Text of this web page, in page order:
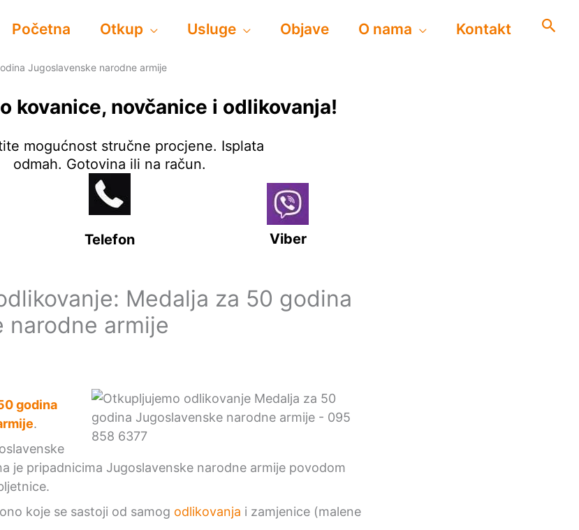
Početna Otkup Usluge Objave O nama Kontakt
Jugoslavenske narodne armije
kovanice, novčanice i odlikovanja!
mogućnost stručne procjene. Isplata
odmah. Gotovina ili na račun.
Viber
Telefon
Medalja za 50 godina
narodne armije
godina
.
je pripadnicima Jugoslavenske narodne armije povodom
koje se sastoji od samog odlikovanja i zamjenice (malene